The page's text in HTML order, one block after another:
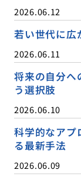
2026.06.12
若い世代に広
2026.06.11
将来の自分へ
う選択肢
2026.06.10
科学的なアプ
る最新手法
2026.06.09